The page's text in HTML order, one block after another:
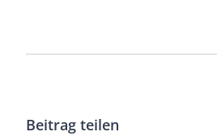
Beitrag teilen